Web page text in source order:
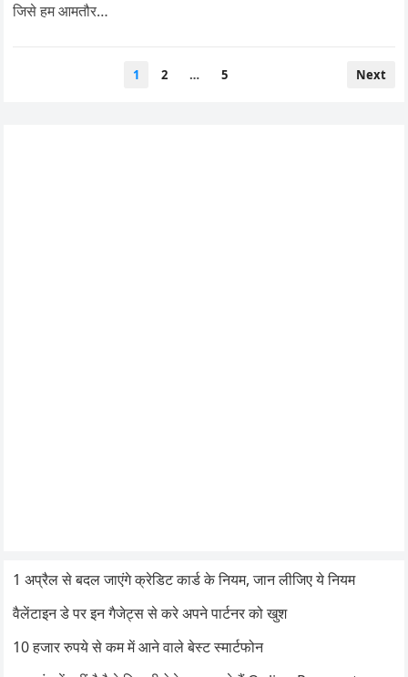
जिसे हम आमतौर…
1 2 … 5 Next
1 अप्रैल से बदल जाएंगे क्रेडिट कार्ड के नियम, जान लीजिए ये नियम
वैलेंटाइन डे पर इन गैजेट्स से करे अपने पार्टनर को खुश
10 हजार रुपये से कम में आने वाले बेस्ट स्मार्टफोन